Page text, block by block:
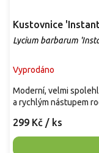
Kustovnice
Lycium barbarum
Vyprodáno
299 Kč / ks
Moderní, velmi
a rychlým nástupem